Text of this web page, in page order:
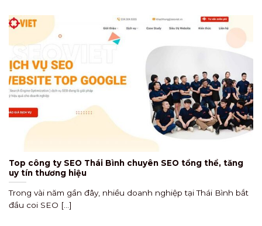
Top công ty SEO Thái Bình chuyên SEO tổng thể, tăng
uy tín thương hiệu
Trong vài năm gần đây, nhiều doanh nghiệp tại Thái Bình bắt
đầu coi SEO [...]